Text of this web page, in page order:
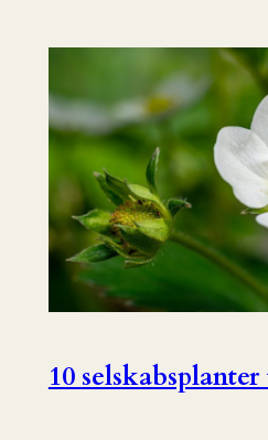
10